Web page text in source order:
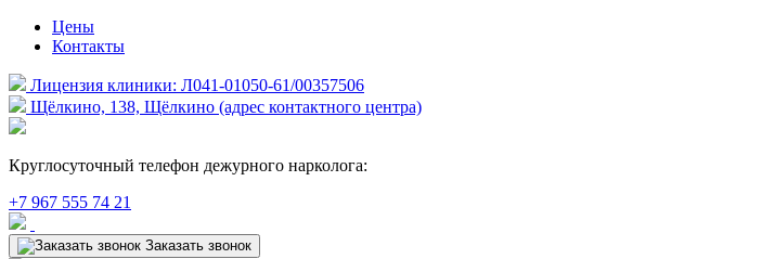
Цены
Контакты
Лицензия клиники: Л041-01050-61/00357506
Щёлкино, 138, Щёлкино (адрес контактного центра)
Круглосуточный телефон дежурного нарколога:
+7 967 555 74 21
Заказать звонок